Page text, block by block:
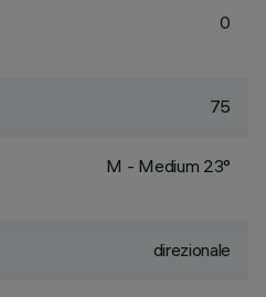
0
75
M - Medium 23°
direzionale